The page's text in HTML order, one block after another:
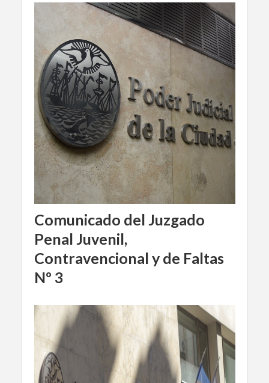
Comunicado del Juzgado
Penal Juvenil,
Contravencional y de Faltas
Nº 3